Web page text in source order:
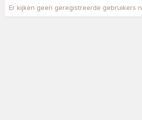
Er kijken geen geregistreerde gebruikers